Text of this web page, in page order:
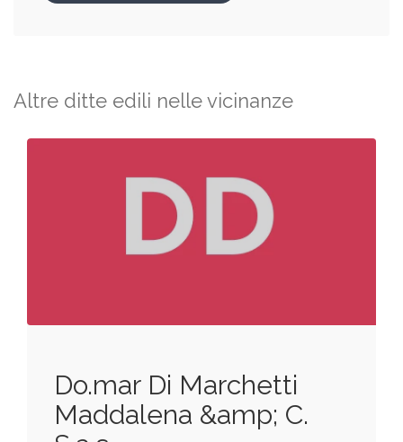
Altre ditte edili nelle vicinanze
Do.mar Di Marchetti
Maddalena &amp; C.